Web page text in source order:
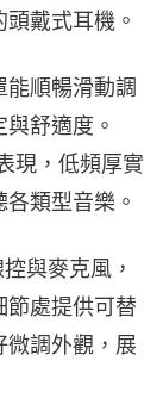
戴式耳機。
順暢滑動調
舒適度。
現，低頻厚實
類型音樂。
與麥克風，
節處提供可替
微調外觀，展